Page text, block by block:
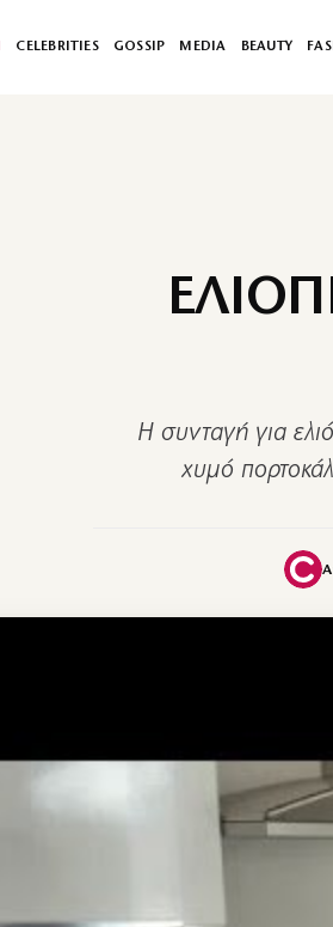
CELEBRITIES GOSSIP MEDIA BEAUTY
Η συνταγή για
χυμό